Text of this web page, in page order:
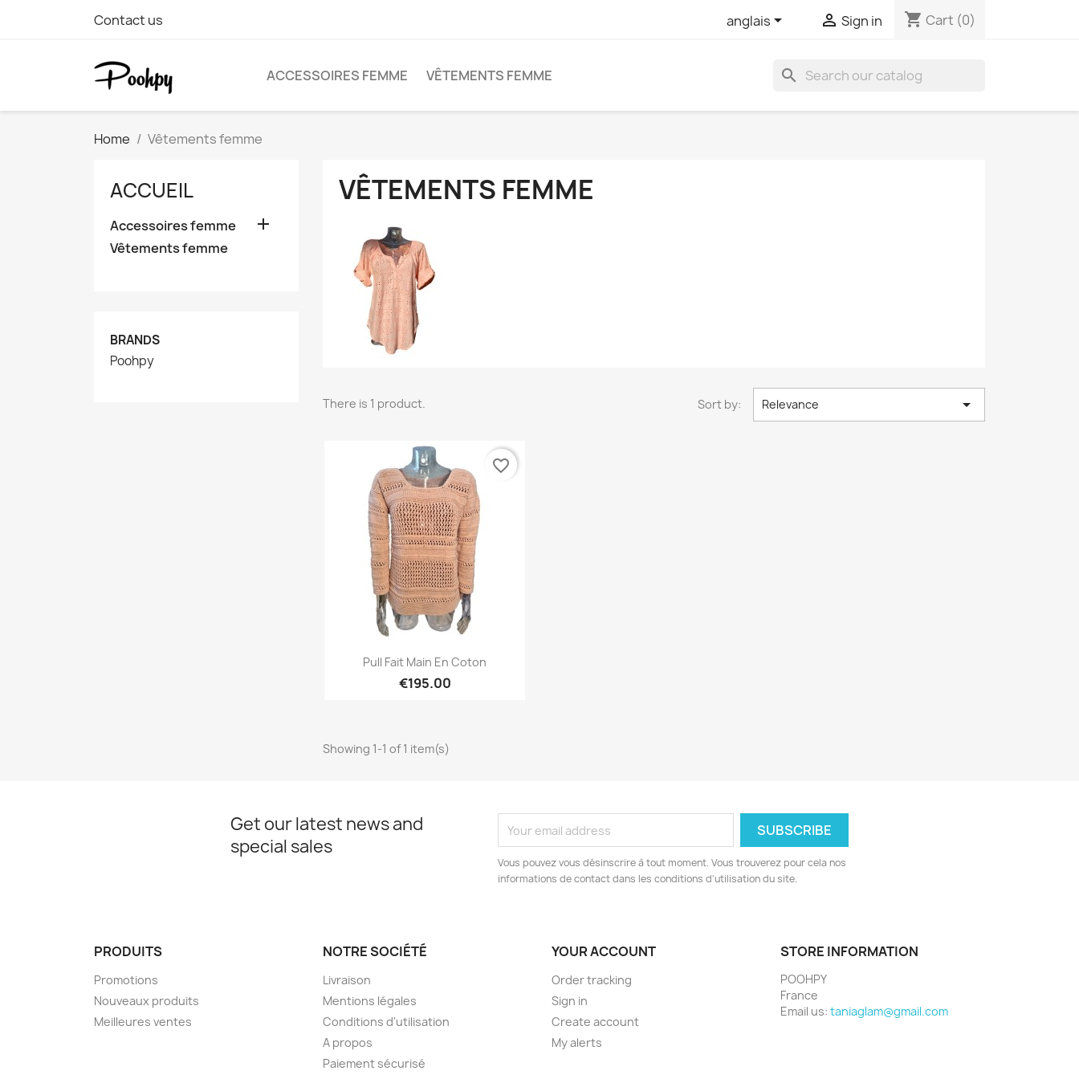
Contact us anglais  Sign in shopping_cart Cart (0)
ACCESSOIRES FEMME VÊTEMENTS FEMME search
Home Vêtements femme
ACCUEIL
Accessoires femme 
Vêtements femme
BRANDS
Poohpy
VÊTEMENTS FEMME
There is 1 product. Sort by: Relevance 
Quick view
Pull Fait Main En Coton
€195.00
favorite_border
Showing 1-1 of 1 item(s)
Get our latest news and
special sales
Vous pouvez vous désinscrire à tout moment. Vous trouverez pour cela nos
informations de contact dans les conditions d'utilisation du site.
PRODUITS
Promotions
Nouveaux produits
Meilleures ventes
NOTRE SOCIÉTÉ
Livraison
Mentions légales
Conditions d'utilisation
A propos
Paiement sécurisé
YOUR ACCOUNT
Order tracking
Sign in
Create account
My alerts
STORE INFORMATION
POOHPY
France
Email us: taniaglam@gmail.com